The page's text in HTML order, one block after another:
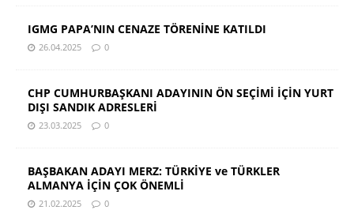
IGMG PAPA’NIN CENAZE TÖRENİNE KATILDI
26.04.2025 0
CHP CUMHURBAŞKANI ADAYININ ÖN SEÇİMİ İÇİN YURT
DIŞI SANDIK ADRESLERİ
23.03.2025 0
BAŞBAKAN ADAYI MERZ: TÜRKİYE ve TÜRKLER
ALMANYA İÇİN ÇOK ÖNEMLİ
21.02.2025 0